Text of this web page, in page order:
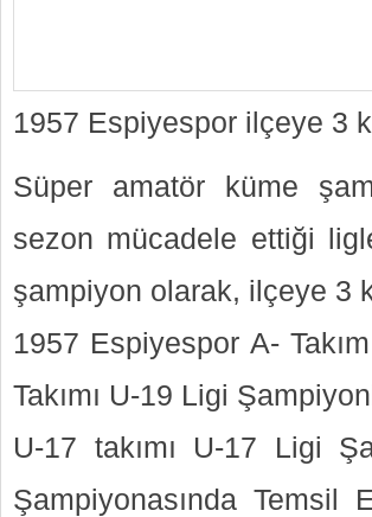
1957 Espiyespor ilçeye 3
Süper amatör küme
sezon mücadele ettiği
şampiyon olarak, ilçeye 3
1957 Espiyespor A-
Takımı U-19 Ligi
U-17 takımı U-17 Ligi
Şampiyonasında Temsil